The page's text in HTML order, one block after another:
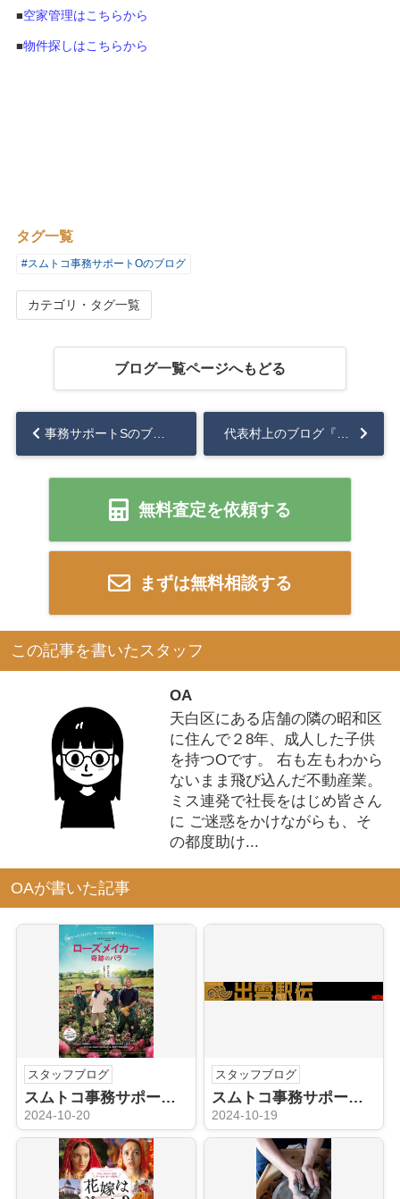
■空家管理はこちらから
■物件探しはこちらから
タグ一覧
#スムトコ事務サポートOのブログ
カテゴリ・タグ一覧
ブログ一覧ページへもどる
事務サポートSのブログ『子どもに内緒のプチトリップ』...
無料査定を依頼する
まずは無料相談する
この記事を書いたスタッフ
OA
天白区にある店舗の隣の昭和区
に住んで２8年、成人した子供
を持つOです。 右も左もわから
ないまま飛び込んだ不動産業。
ミス連発で社長をはじめ皆さん
に ご迷惑をかけながらも、そ
の都度助け...
OAが書いた記事
スタッフブログ
スムトコ事務サポートOのブログ『映画 回顧録❷』
2024-10-20
スタッフブログ
スムトコ事務サポートOのブログ『学生三大駅伝はじまる✨』
2024-10-19